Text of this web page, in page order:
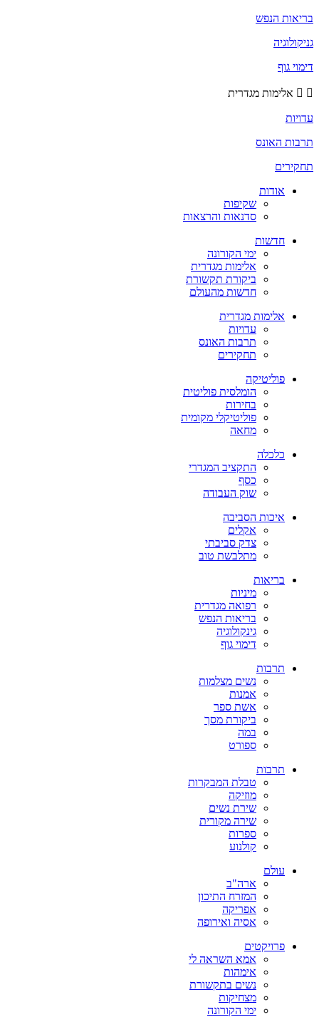
הנפש
גוף
אלימות מגדרית
האונס
אודות
שקיפות
סדנאות והרצאות
חדשות
ימי הקורונה
אלימות מגדרית
ביקורת תקשורת
חדשות מהעולם
אלימות מגדרית
עדויות
תרבות האונס
תחקירים
פוליטיקה
הומלסית פוליטית
בחירות
פוליטיקלי מקומית
מחאה
כלכלה
התקציב המגדרי
כסף
שוק העבודה
איכות הסביבה
אקלים
צדק סביבתי
מתלבשת טוב
בריאות
מיניות
רפואה מגדרית
בריאות הנפש
גינקולוגיה
דימוי גוף
תרבות
נשים מצלמות
אמנות
אשת ספר
ביקורת מסך
במה
ספורט
תרבות
טבלת המבקרות
מוזיקה
שירת נשים
שירה מקורית
ספרות
קולנוע
עולם
ארה"ב
המזרח התיכון
אפריקה
אסיה ואירופה
פרויקטים
אמא השראה לי
אימהות
נשים בתקשורת
מצחיקות
ימי הקורונה